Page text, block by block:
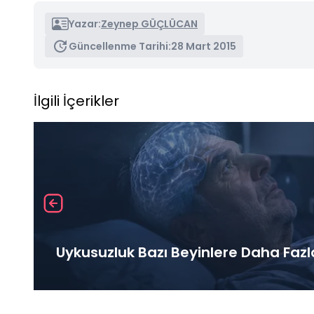
Yazar:Zeynep GÜÇLÜCAN
Güncellenme Tarihi:28 Mart 2015
İlgili İçerikler
Uykusuzluk Bazı Beyinlere Daha